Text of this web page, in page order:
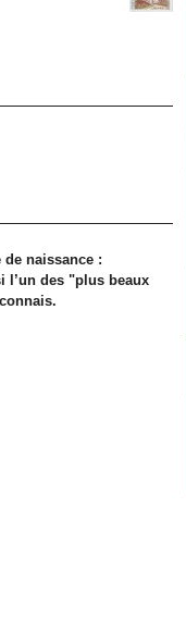
naissance :
l’un des "plus beaux